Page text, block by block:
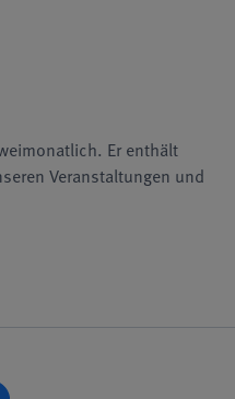
Er enthält
Veranstaltungen und